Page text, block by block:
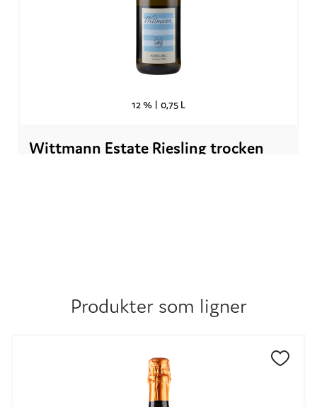
12 % | 0,75 L
Wittmann Estate Riesling trocken
Produkter som ligner